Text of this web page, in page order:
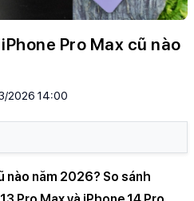
Pro Max cũ nào
2026 14:00
nào năm 2026? So sánh